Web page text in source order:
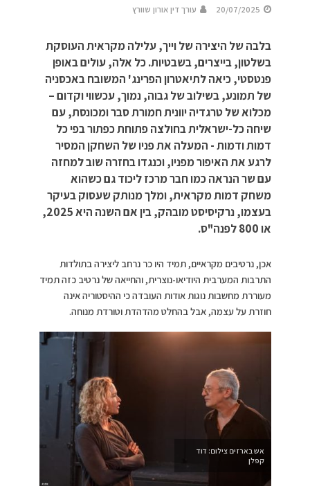
20/07/2025 עורך דין אורון שוורץ
בלבה של היצירה של וייך, עלילה מקראית העוסקת
בשלטון, בייצרים, בשבטיות. כל אלה, עולים באופן
פנטסטי, כיאה לתיאטרון הפרינג' המשובח באכסניה
של תמונע, בשילוב של גבוה, נמוך, עכשווי וקדום –
מכלוא של טרגדיה יוונית חמורת סבר ומכונסת, עם
שיחה כל-ישראלית בחולצה פתוחת כפתור בפי כל
דמות ודמות - המעלה את פניו של השחקן המסיר
לרגע את האיפור מפניו, וכנגדו בחזרה שוב למחזה
עם שר הנראה כמו חבר מרכז ליכוד גם כשהוא
משחק דמות מקראית, ומלך מנותק שעסוק בעיקר
בעצמו, נרקיסיסט מובהק, בין אם השנה היא 2025,
או 800 לפנה"ס.
אכן, נרטיבים מקראיים, תמיד היו כר נרחב ליצירה בתולדות
התרבות המערבית היודיאו-נוצרית, והחייאה של נרטיב כזה תמיד
מעוררת מחשבות נוגות אודות העובדה כי ההיסטוריה אינה
חוזרת על עצמה, אבל בהחלט מהדהדת וטורדת מנוחה.
אש בארזים צילום: דוד
קפלן